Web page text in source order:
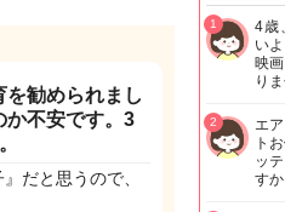
勧められまし
か不安です。3
だと思うので、
4歳
い
映
り
1
エ
ト
ッ
す
2